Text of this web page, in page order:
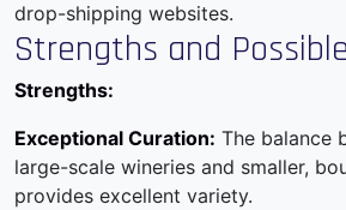
drop-shipping websites.
Strengths and
Strengths:
Exceptional Curation: The balance
large-scale wineries and smaller,
provides excellent variety.